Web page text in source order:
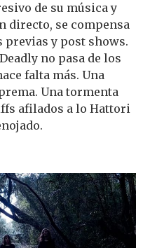
de su música y
directo, se compensa
previas y post shows.
no pasa de los
falta más. Una
Una tormenta
afilados a lo Hattori